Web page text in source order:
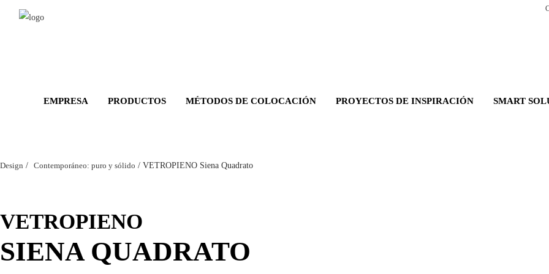
EMPRESA PRODUCTOS MÉTODOS DE COLOCACIÓN PROYECTOS DE INSPIRACIÓN SMART
Design / Contemporáneo: puro y sólido / VETROPIENO Siena Quadrato
VETROPIENO
SIENA QUADRATO